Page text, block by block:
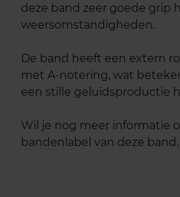
deze band zeer goede grip
weersomstandigheden.
De band heeft een extern
met A-notering, wat
een stille geluidsproductie
Wil je nog meer informatie
bandenlabel van deze